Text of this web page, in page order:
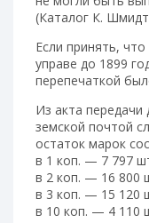
(Каталог К.
Если принять,
управе до 1899
перепечаткой
Из акта
земской почтой
остаток марок
в 1 коп. — 7 797
в 2 коп. — 16 800
в 3 коп. — 15 120
в 10 коп. — 4 110